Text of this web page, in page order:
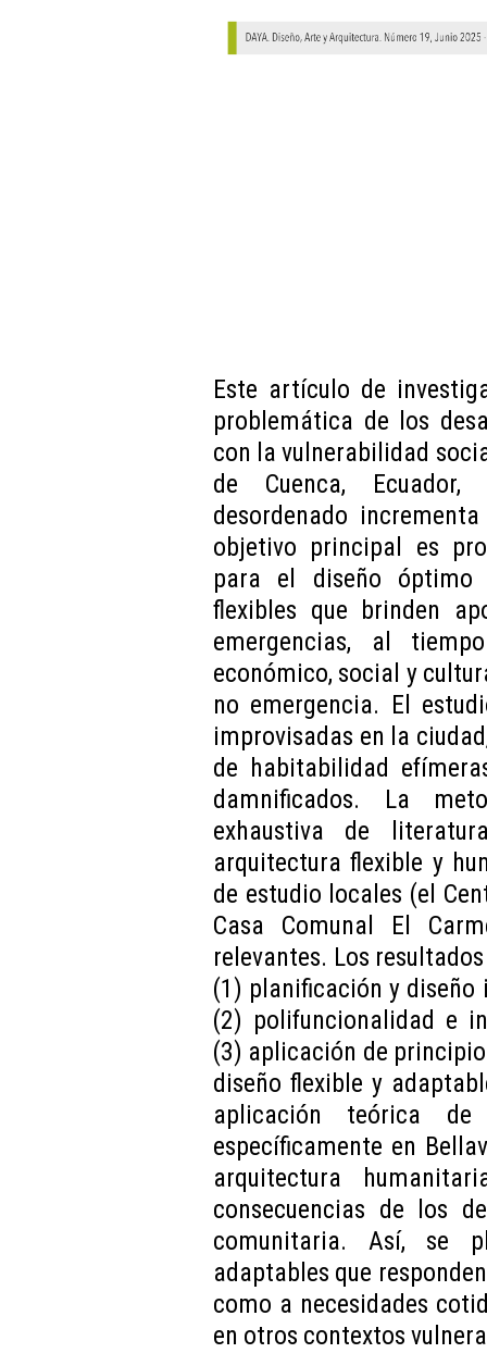
Este artículo de
problemática de los
con la vulnerabilidad
de Cuenca,
desordenado
objetivo principal es
para el diseño óptimo
flexibles que brinden
emergencias, al
económico, social y
no emergencia. El
improvisadas en la
de habitabilidad
damnificados. La
exhaustiva de
arquitectura flexible y
de estudio locales (el
Casa Comunal El
relevantes. Los
(1) planificación y diseño
(2) polifuncionalidad e
(3) aplicación de
diseño flexible y
aplicación teórica de
específicamente en
arquitectura
consecuencias de los
comunitaria. Así, se
adaptables que
como a necesidades
en otros contextos